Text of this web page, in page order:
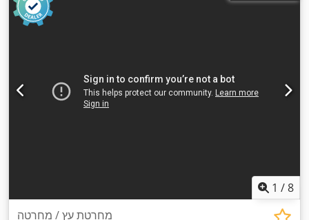
1 /8
מחרטת עץ / מחרטה